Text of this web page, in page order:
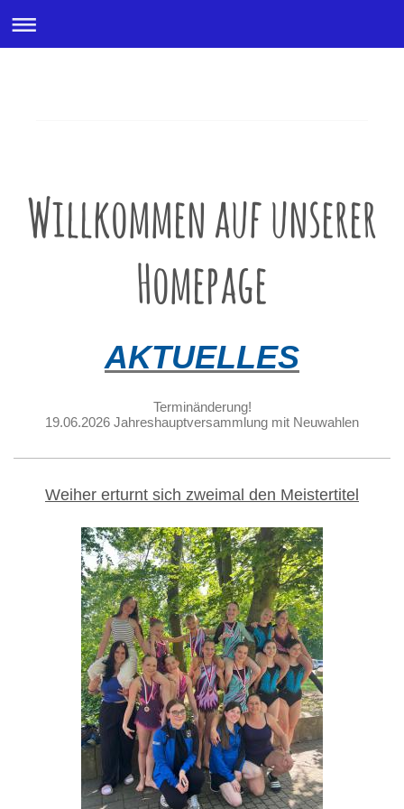
Willkommen auf unserer
Homepage
AKTUELLES
Terminänderung!
19.06.2026 Jahreshauptversammlung mit Neuwahlen
Weiher erturnt sich zweimal den Meistertitel